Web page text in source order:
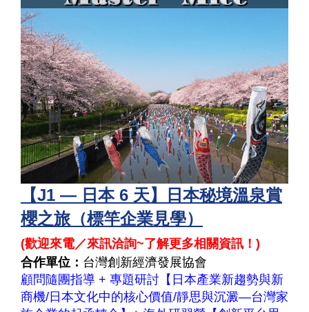
【J1 — 日本 6 天】日本秘境溫泉賞
櫻之旅（標竿企業見學）
(歡迎來電／來訊洽詢~了解更多相關資訊！ )
合作單位： 台灣創新經濟發展協會
顧問隨團指導 + 專題研討【日本產業新趨勢與新
商機/日本文化中的核心價值/靜思與沉澱—台灣家